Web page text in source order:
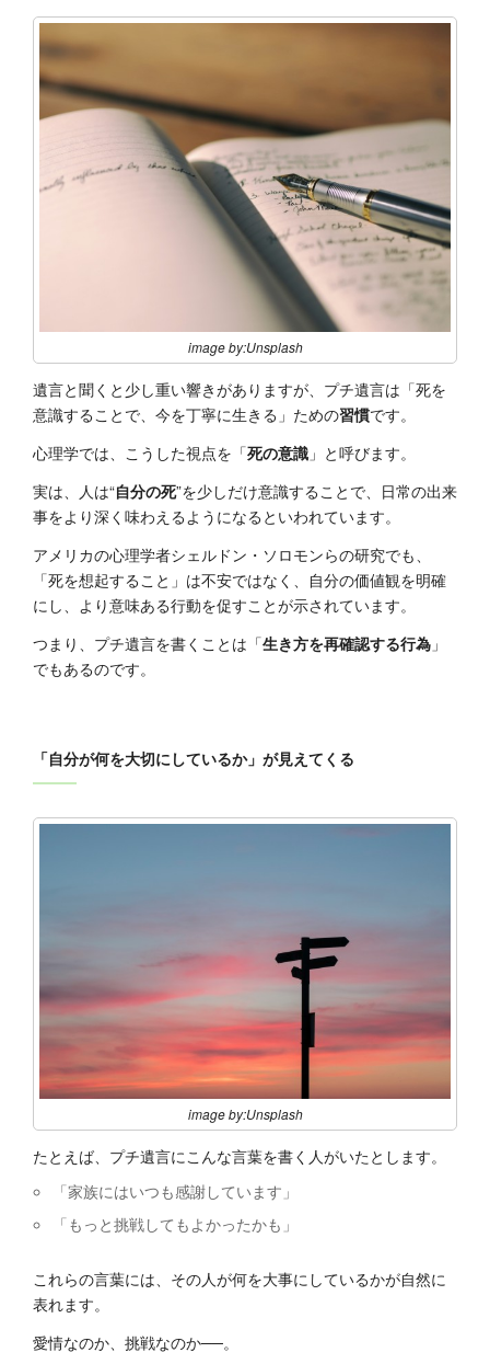
image by:Unsplash
遺言と聞くと少し重い響きがありますが、プチ遺言は「死を
意識することで、今を丁寧に生きる」ための習慣です。
心理学では、こうした視点を「死の意識 」と呼びます。
実は、人は“自分の死”を少しだけ意識することで、日常の出来
事をより深く味わえるようになるといわれています。
アメリカの心理学者シェルドン・ソロモンらの研究でも、
「死を想起すること」は不安ではなく、自分の価値観を明確
にし、より意味ある行動を促すことが示されています。
つまり、プチ遺言を書くことは「生き方を再確認する行為 」
でもあるのです。
「自分が何を大切にしているか」が見えてくる
image by:Unsplash
たとえば、プチ遺言にこんな言葉を書く人がいたとします。
「家族にはいつも感謝しています」
「もっと挑戦してもよかったかも」
これらの言葉には、その人が何を大事にしているかが自然に
表れます。
愛情なのか、挑戦なのか──。